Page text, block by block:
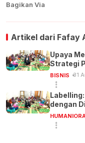
Bagikan Via
Artikel dari Fafay
Upaya
Strategi
BISNIS 31
dengan